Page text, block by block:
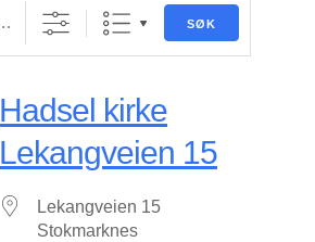
SØK
Hadsel kirke
Lekangveien 15
Lekangveien 15
Stokmarknes